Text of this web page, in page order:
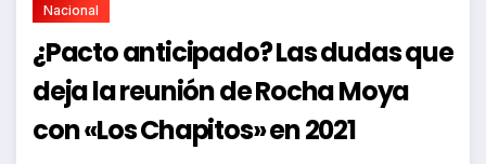
Nacional
¿Pacto anticipado? Las dudas que
deja la reunión de Rocha Moya
con «Los Chapitos» en 2021